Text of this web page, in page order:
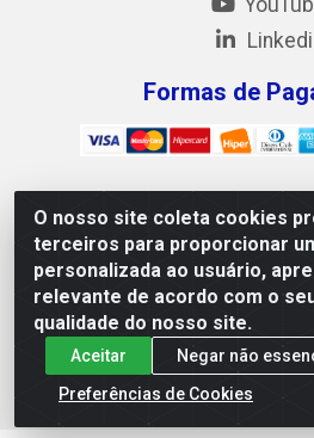
O nosso site coleta cookies
terceiros para proporcionar
personalizada ao usuário,
relevante de acordo com o
qualidade do nosso site.
Aceitar
Negar não
Preferências de Cookies
Formas de
Mix Alimentos LTDA - Quadra Asr Ne
02, S/N - Plano Diretor Norte,
CNPJ 05.922.500/